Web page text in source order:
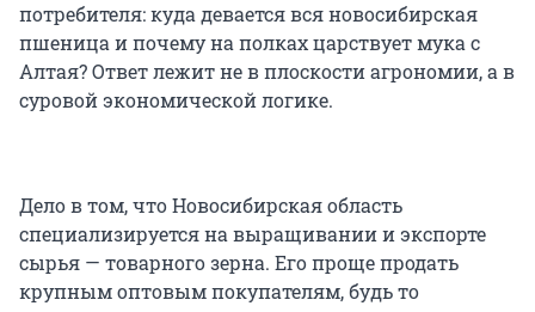
потребителя: куда девается вся новосибирская
пшеница и почему на полках царствует мука с
Алтая? Ответ лежит не в плоскости агрономии, а в
суровой экономической логике.
Дело в том, что Новосибирская область
специализируется на выращивании и экспорте
сырья — товарного зерна. Его проще продать
крупным оптовым покупателям, будь то